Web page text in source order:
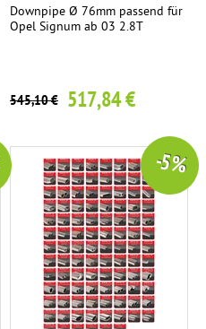
Downpipe Ø 76mm passend für
Opel Signum ab 03 2.8T
545,10 € 517,84 €
-5 %